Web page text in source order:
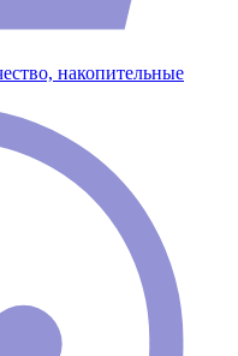
накопительные